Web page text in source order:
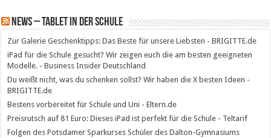
News – Tablet in der Schule
Zur Galerie Geschenktipps: Das Beste für unsere Liebsten - BRIGITTE.de
iPad für die Schule gesucht? Wir zeigen euch die am besten geeigneten
Modelle. - Business Insider Deutschland
Du weißt nicht, was du schenken sollst? Wir haben die X besten Ideen -
BRIGITTE.de
Bestens vorbereitet für Schule und Uni - Eltern.de
Preisrutsch auf 81 Euro: Dieses iPad ist perfekt für die Schule - Teltarif
Folgen des Potsdamer Sparkurses Schüler des Dalton-Gymnasiums